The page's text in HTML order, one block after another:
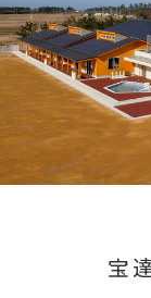
宝